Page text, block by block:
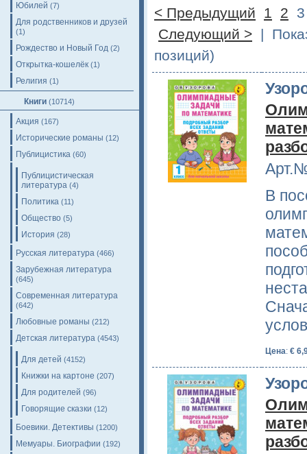
Юбилей (7)
Для родственников и друзей
(1)
Рождество и Новый Год (2)
Открытка-кошелёк (1)
Религия (1)
Книги (10714)
Акция (167)
Исторические романы (12)
Публицистика (60)
Публицистическая
литература (4)
Политика (11)
Общество (5)
История (28)
Русская литература (466)
Зарубежная литература
(645)
Современная литература
(642)
Любовные романы (212)
Детская литература (4543)
Для детей (4152)
Книжки на картоне (207)
Для родителей (96)
Говорящие сказки (12)
Боевики. Детективы (1200)
Мемуары. Биографии (192)
< Предыдущий 1 2
Следующий > |
позиций)
В
Цена: €